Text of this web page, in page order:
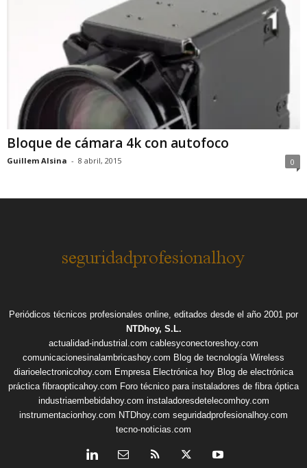
Bloque de cámara 4k con autofoco
Guillem Alsina - 8 abril, 2015 0
Periódicos técnicos profesionales online, editados desde el año 2001 por
NTDhoy, S.L.
actualidad-industrial.com cablesyconectoreshoy.com
comunicacionesinalambricashoy.com Blog de tecnología Wireless
diarioelectronicohoy.com Empresa Electrónica hoy Blog de electrónica
práctica fibraopticahoy.com Foro técnico para instaladores de fibra óptica
industriaembebidahoy.com instaladoresdetelecomhoy.com
instrumentacionhoy.com NTDhoy.com seguridadprofesionalhoy.com
tecno-noticias.com